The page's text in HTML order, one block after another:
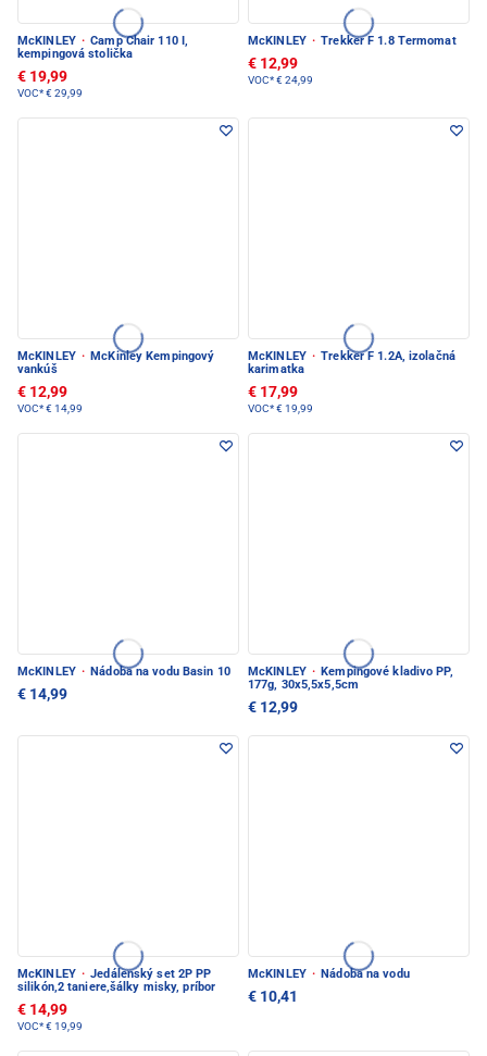
McKINLEY · Camp Chair 110 I,
kempingová stolička
€ 19,99
VOC*€ 29,99
McKINLEY · Trekker F 1.8 Termomat
€ 12,99
VOC*€ 24,99
McKINLEY · McKinley Kempingový
vankúš
€ 12,99
VOC*€ 14,99
McKINLEY · Trekker F 1.2A, izolačná
karimatka
€ 17,99
VOC*€ 19,99
McKINLEY · Nádoba na vodu Basin 10
€ 14,99
McKINLEY · Kempingové kladivo PP,
177g, 30x5,5x5,5cm
€ 12,99
McKINLEY · Jedálenský set 2P PP
silikón,2 taniere,šálky misky, príbor
€ 14,99
VOC*€ 19,99
McKINLEY · Nádoba na vodu
€ 10,41